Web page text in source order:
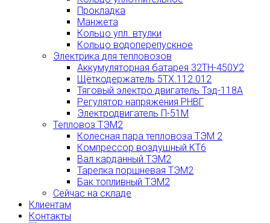
Прокладка
Манжета
Кольцо упл. втулки
Кольцо водоперепускное
Электрика для тепловозов
Аккумуляторная батарея 32ТН-450У2
Щёткодержатель 5ТХ.112.012
Тяговый электро двигатель Тэд-118А
Регулятор напряжения РНВГ
Электродвигатель П-51М
Тепловоз ТЭМ2
Колесная пара тепловоза ТЭМ 2
Компрессор воздушный КТ6
Вал карданный ТЭМ2
Тарелка поршневая ТЭМ2
Бак топливный ТЭМ2
Сейчас на складе
Клиентам
Контакты